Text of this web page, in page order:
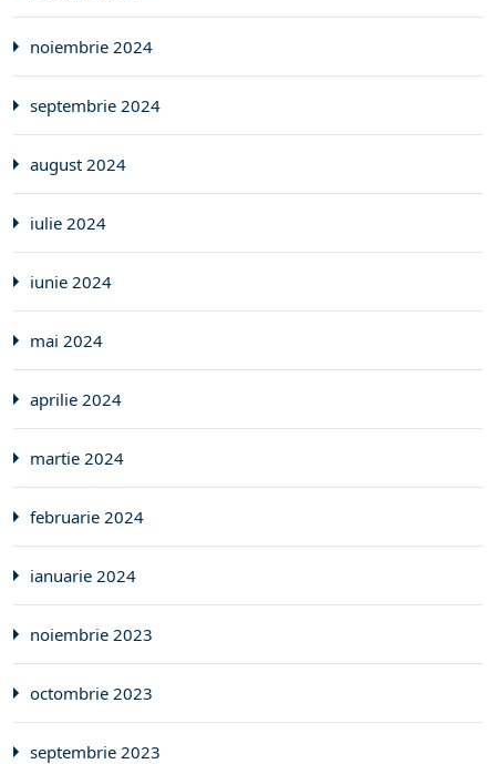
noiembrie 2024
septembrie 2024
august 2024
iulie 2024
iunie 2024
mai 2024
aprilie 2024
martie 2024
februarie 2024
ianuarie 2024
noiembrie 2023
octombrie 2023
septembrie 2023